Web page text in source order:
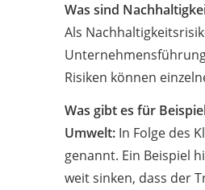
Was sind
Als
Risiken können
Was gibt es für
Umwelt: In Folge des
genannt. Ein Beispiel
weit sinken, dass der